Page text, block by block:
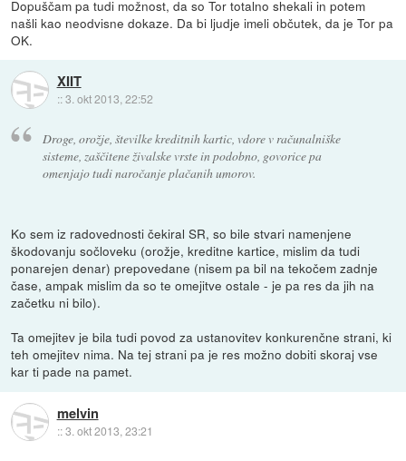
Dopuščam pa tudi možnost, da so Tor totalno shekali in potem
našli kao neodvisne dokaze. Da bi ljudje imeli občutek, da je Tor pa
OK.
XIIT
::3. okt 2013, 22:52
Droge, orožje, številke kreditnih kartic, vdore v računalniške
sisteme, zaščitene živalske vrste in podobno, govorice pa
omenjajo tudi naročanje plačanih umorov.
Ko sem iz radovednosti čekiral SR, so bile stvari namenjene
škodovanju sočloveku (orožje, kreditne kartice, mislim da tudi
ponarejen denar) prepovedane (nisem pa bil na tekočem zadnje
čase, ampak mislim da so te omejitve ostale - je pa res da jih na
začetku ni bilo).
Ta omejitev je bila tudi povod za ustanovitev konkurenčne strani, ki
teh omejitev nima. Na tej strani pa je res možno dobiti skoraj vse
kar ti pade na pamet.
melvin
::3. okt 2013, 23:21